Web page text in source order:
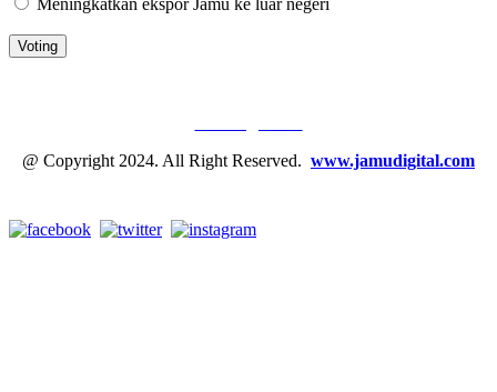
@ Copyright 2024. All Right Reserved. www.jamudigital.com